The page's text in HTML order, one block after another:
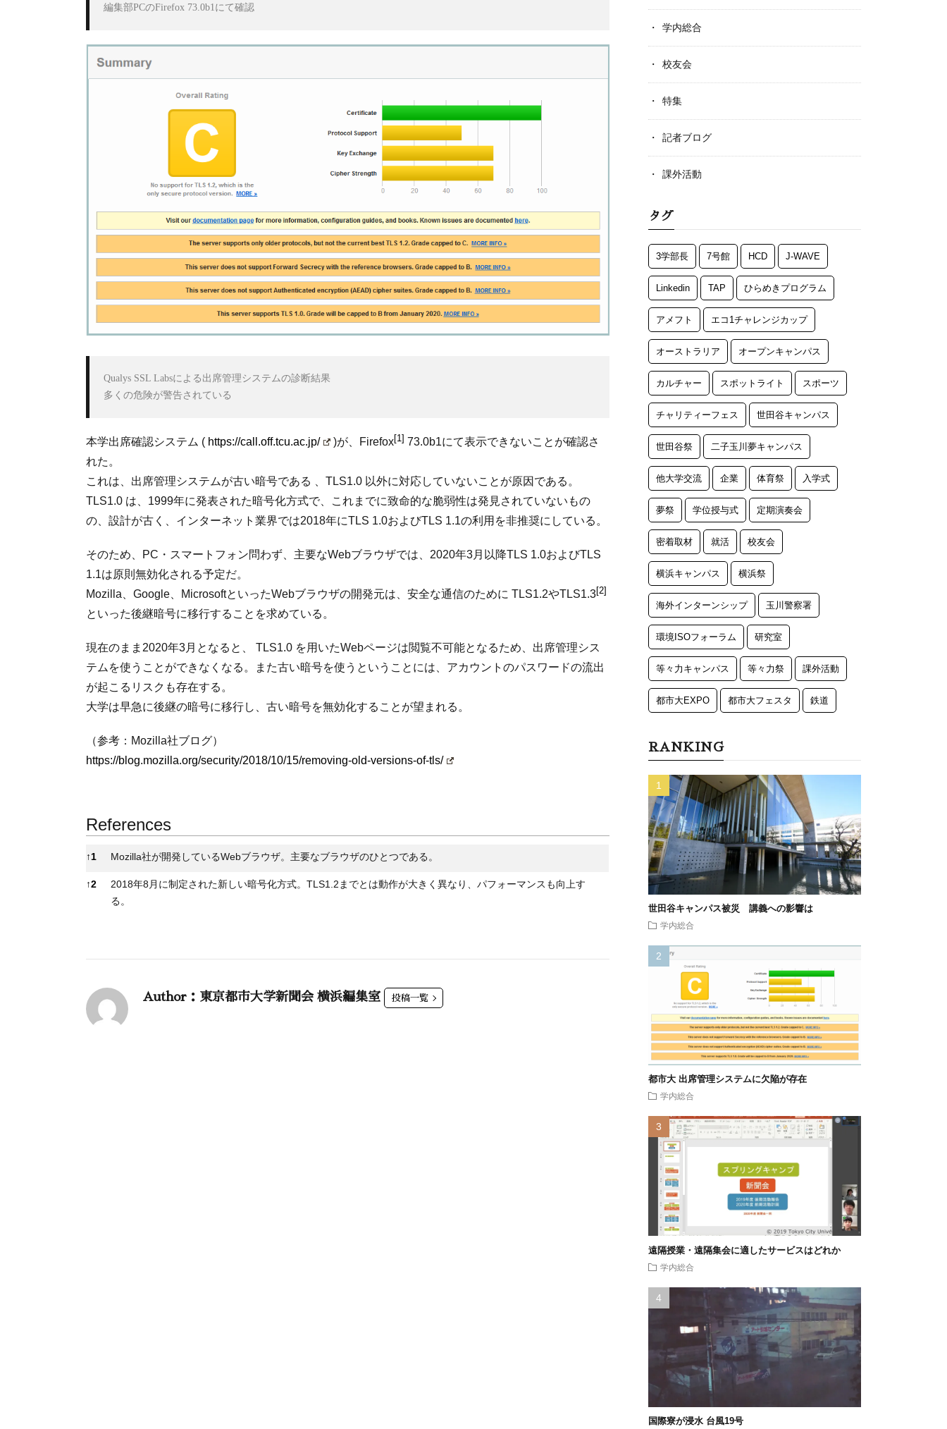
編集部PCのFirefox 73.0b1にて確認
Qualys SSL Labsによる出席管理システムの診断結果
多くの危険が警告されている
本学出席確認システム ( https://call.off.tcu.ac.jp/ )が、Firefox[1] 73.0b1にて表示できないことが確認さ
れた。
これは、出席管理システムが古い暗号である 、TLS1.0 以外に対応していないことが原因である。
TLS1.0 は、1999年に発表された暗号化方式で、これまでに致命的な脆弱性は発見されていないもの
の、設計が古く、インターネット業界では2018年にTLS 1.0およびTLS 1.1の利用を非推奨にしている。
そのため、PC・スマートフォン問わず、主要なWebブラウザでは、2020年3月以降TLS 1.0およびTLS
1.1は原則無効化される予定だ。
Mozilla、Google、MicrosoftといったWebブラウザの開発元は、安全な通信のために TLS1.2やTLS1.3[2]
といった後継暗号に移行することを求めている。
現在のまま2020年3月となると、 TLS1.0 を用いたWebページは閲覧不可能となるため、出席管理シス
テムを使うことができなくなる。また古い暗号を使うということには、アカウントのパスワードの流出
が起こるリスクも存在する。
大学は早急に後継の暗号に移行し、古い暗号を無効化することが望まれる。
（参考：Mozilla社ブログ）
https://blog.mozilla.org/security/2018/10/15/removing-old-versions-of-tls/
References
References
↑1 Mozilla社が開発しているWebブラウザ。主要なブラウザのひとつである。
↑2
2018年8月に制定された新しい暗号化方式。TLS1.2までとは動作が大きく異なり、パフォーマンスも向上す
る。
Author：東京都市大学新聞会 横浜編集室 投稿一覧
学内総合
校友会
特集
記者ブログ
課外活動
タグ
3学部長 7号館 HCD J-WAVE
Linkedin TAP ひらめきプログラム
アメフト エコ1チャレンジカップ
オーストラリア オープンキャンパス
カルチャー スポットライト スポーツ
チャリティーフェス 世田谷キャンパス
世田谷祭 二子玉川夢キャンパス
他大学交流 企業 体育祭 入学式
夢祭 学位授与式 定期演奏会
密着取材 就活 校友会
横浜キャンパス 横浜祭
海外インターンシップ 玉川警察署
環境ISOフォーラム 研究室
等々力キャンパス 等々力祭 課外活動
都市大EXPO 都市大フェスタ 鉄道
RANKING
世田谷キャンパス被災 講義への影響は
学内総合
都市大 出席管理システムに欠陥が存在
学内総合
遠隔授業・遠隔集会に適したサービスはどれか
学内総合
国際寮が浸水 台風19号